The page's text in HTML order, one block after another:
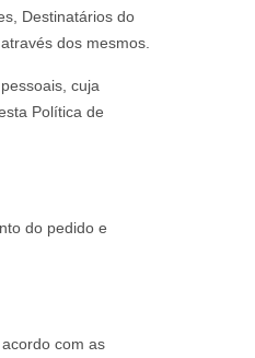
Destinatários do
dos mesmos.
cuja
Política de
do pedido e
com as